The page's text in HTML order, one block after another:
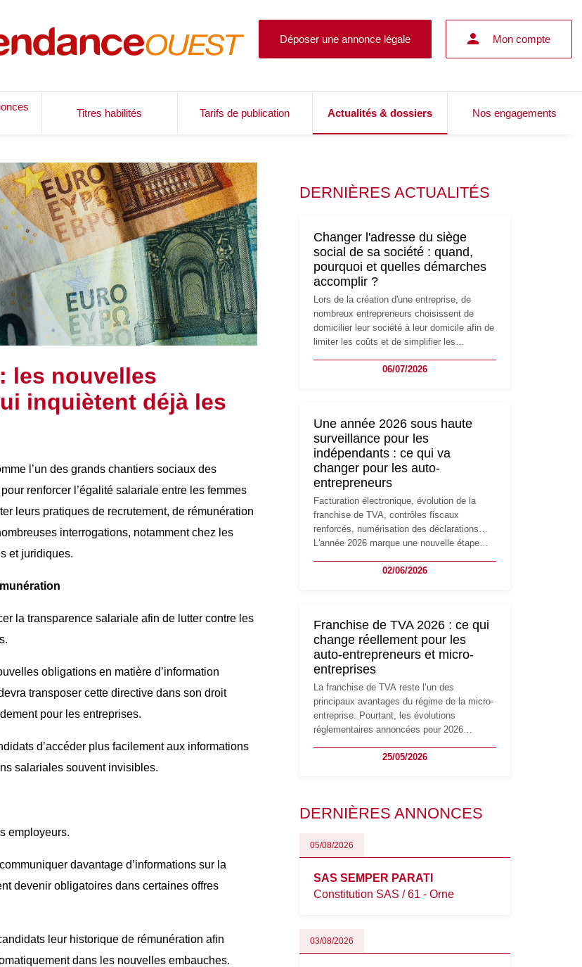
Déposer une annonce légale Mon compte
Titres habilités Tarifs de publication Actualités & dossiers Nos engagements
les nouvelles
inquiètent déjà les
l’un des grands chantiers sociaux des
renforcer l’égalité salariale entre les femmes
leurs pratiques de recrutement, de rémunération
interrogations, notamment chez les
et juridiques.
la transparence salariale afin de lutter contre les
obligations en matière d’information
transposer cette directive dans son droit
pour les entreprises.
d’accéder plus facilement aux informations
salariales souvent invisibles.
employeurs.
davantage d’informations sur la
devenir obligatoires dans certaines offres
leur historique de rémunération afin
dans les nouvelles embauches.
DERNIÈRES ACTUALITÉS
Changer l'adresse du siège
social de sa société : quand,
pourquoi et quelles démarches
accomplir ?
Lors de la création d'une entreprise, de
nombreux entrepreneurs choisissent de
domicilier leur société à leur domicile afin de
limiter les coûts et de simplifier les
l'activité, cette solution peut rapidement
siège social répond souvent à une nouvelle
étape de la vie de l'entreprise et implique
plusieurs formalités obligatoires.
06/07/2026
Une année 2026 sous haute
surveillance pour les
indépendants : ce qui va
changer pour les auto-
entrepreneurs
Facturation électronique, évolution de la
franchise de TVA, contrôles fiscaux
renforcés, numérisation des déclarations…
L'année 2026 marque une nouvelle étape
travailleurs indépendants. Si le régime de la
réglementaire plus exigeant. Décryptage des
principaux changements et des précautions
à prendre pour éviter les mauvaises
surprises.
02/06/2026
Franchise de TVA 2026 : ce qui
change réellement pour les
auto-entrepreneurs et micro-
entreprises
La franchise de TVA reste l’un des
principaux avantages du régime de la micro-
entreprise. Pourtant, les évolutions
réglementaires annoncées pour 2026
les auto-entrepreneurs, artisans et
évoluent dans un contexte de contrôle
oblige les indépendants à rester
particulièrement vigilants.
25/05/2026
DERNIÈRES ANNONCES
05/08/2026
SAS SEMPER PARATI
Constitution SAS / 61 - Orne
03/08/2026